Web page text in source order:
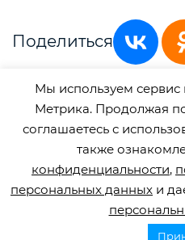
Поделиться
Смотрите
2 июля, 2026
Как найти сиделку для
После инсульта многие семьи
Мы используем сервис
Метрика. Продолжая
соглашаетесь с
также
конфиденциальности,
персональных данных и